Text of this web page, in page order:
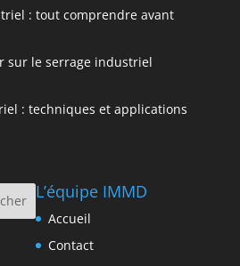
: tout comprendre avant
sur le serrage industriel
: techniques et applications
L’équipe IMMD
Accueil
Contact